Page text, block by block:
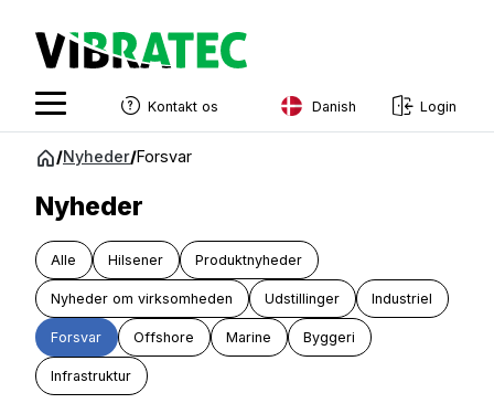
Spring
indhold
Kontakt os Danish
French
Estonian
Finnish
Login
/Nyheder/Forsvar
Nyheder
Alle Hilsener Produktnyheder
Nyheder om virksomheden Udstillinger Industriel
Forsvar Offshore Marine Byggeri
Infrastruktur